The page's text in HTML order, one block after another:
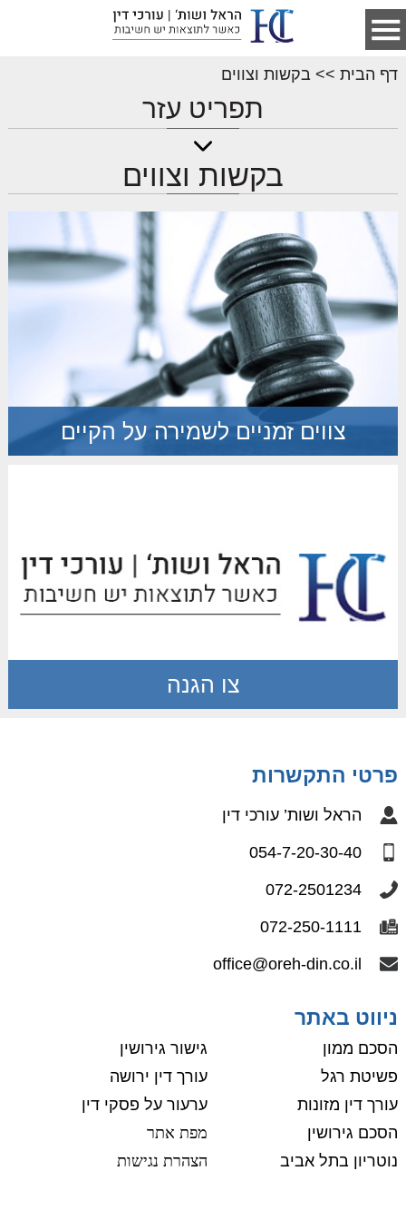
דף הבית>> בקשות וצווים
תפריט עזר
נושאים
מאמרים
הסכמים
כתבות ופסקי דין
שירותי נוטריון
צור קשר
בקשות וצווים
צווים זמניים לשמירה על הקיים
צו הגנה
פרטי התקשרות
הראל ושות’ עורכי דין
054-7-20-30-40
072-2501234
072-250-1111
office@oreh-din.co.il
ניווט באתר
הסכם ממון
פשיטת רגל
עורך דין מזונות
הסכם גירושין
נוטריון בתל אביב
גישור גירושין
עורך דין ירושה
ערעור על פסקי דין
מפת אתר
הצהרת נגישות